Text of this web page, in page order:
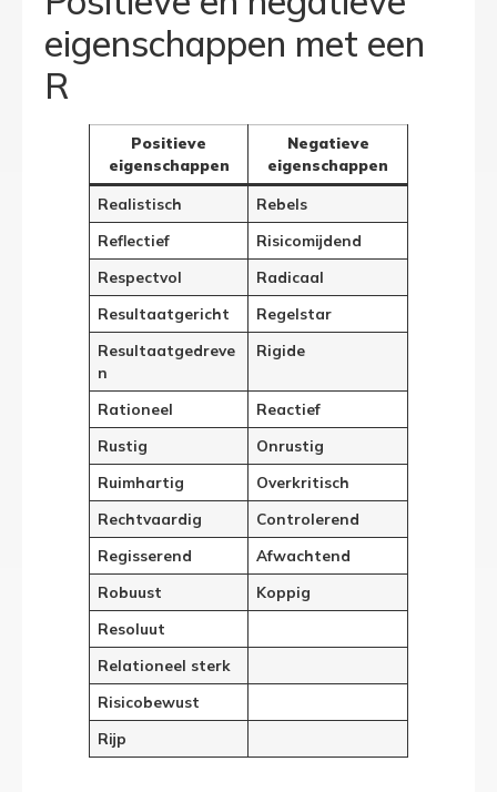
eigenschappen met een
R
Positieve
eigenschappen
Negatieve
eigenschappen
Realistisch
Rebels
Reflectief
Risicomijdend
Respectvol
Radicaal
Resultaatgericht
Regelstar
Resultaatgedreve
n
Rigide
Rationeel
Reactief
Rustig
Onrustig
Ruimhartig
Overkritisch
Rechtvaardig
Controlerend
Regisserend
Afwachtend
Robuust
Koppig
Resoluut
Relationeel sterk
Risicobewust
Rijp